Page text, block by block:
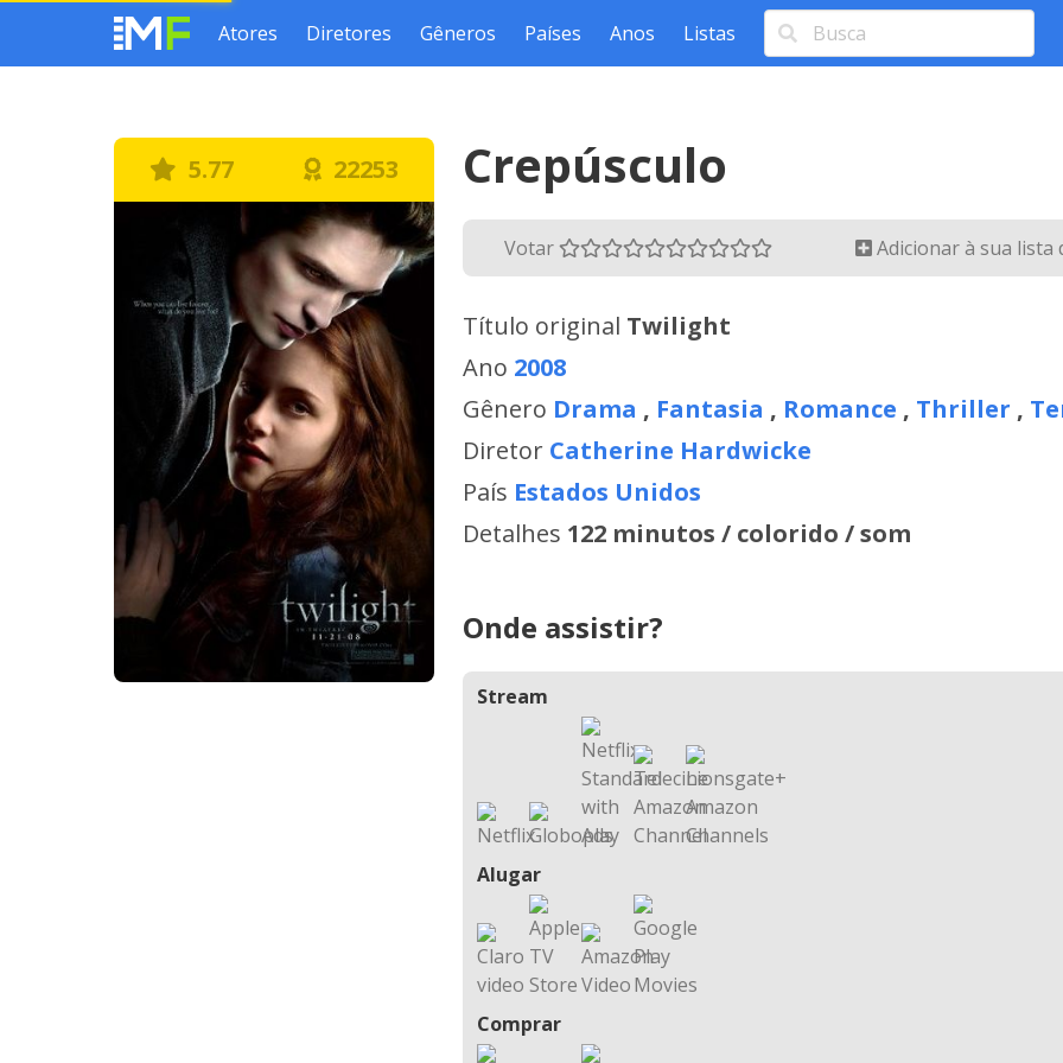
Atores Diretores Gêneros Países Anos Listas
5.77 22253 Crepúsculo
Votar Adicionar à sua lista
Título original Twilight
Ano 2008
Gênero Drama , Fantasia , Romance , Thriller ,
Diretor Catherine Hardwicke
País Estados Unidos
Detalhes 122 minutos / colorido / som
Onde assistir?
Stream
Alugar
Comprar